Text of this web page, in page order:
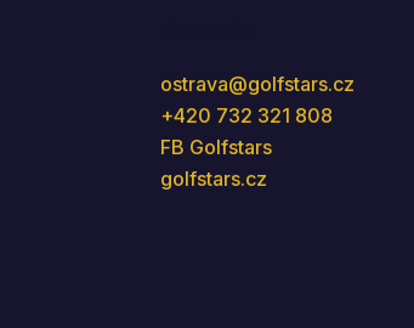
ostrava@golfstars.cz
+420 732 321 808
FB Golfstars
golfstars.cz